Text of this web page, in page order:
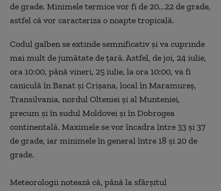
de grade. Minimele termice vor fi de 20...22 de grade,
astfel că vor caracteriza o noapte tropicală.
Codul galben se extinde semnificativ şi va cuprinde
mai mult de jumătate de ţară. Astfel, de joi, 24 iulie,
ora 10:00, până vineri, 25 iulie, la ora 10:00, va fi
caniculă în Banat şi Crişana, local în Maramureş,
Transilvania, nordul Olteniei şi al Munteniei,
precum şi în sudul Moldovei şi în Dobrogea
continentală. Maximele se vor încadra între 33 şi 37
de grade, iar minimele în general între 18 şi 20 de
grade.
Meteorologii notează că, până la sfârşitul